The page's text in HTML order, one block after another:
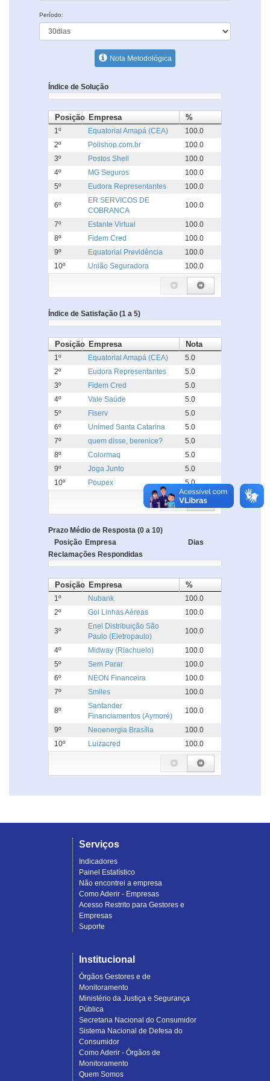
Período:
Nota Metodológica
Índice de Solução
Posição Empresa %
1º Equatorial Amapá (CEA)
100.0
2º
Polishop.com.br
100.0
3º
Postos Shell
100.0
4º
MG Seguros
100.0
5º
Eudora Representantes 100.0
6º
ER SERVICOS DE
COBRANCA
100.0
7º Estante Virtual
100.0
8º
Fidem Cred
100.0
9º
Equatorial Previdência
100.0
10º
União Seguradora 100.0
Índice de Satisfação (1 a 5)
Posição Empresa Nota
1º Equatorial Amapá (CEA)
5.0
2º
Eudora Representantes
5.0
3º
Fidem Cred
5.0
4º
Vale Saúde
5.0
5º
Fiserv
5.0
6º
Unimed Santa Catarina
5.0
7º
quem disse, berenice?
5.0
8º
Colormaq
5.0
9º
Joga Junto
5.0
10º
Poupex 5.0
Prazo Médio de Resposta (0 a 10)
Posição Empresa
Dias
Reclamações Respondidas
Posição Empresa %
1º Nubank
100.0
2º
Gol Linhas Aéreas 100.0
3º
Enel Distribuição São
Paulo (Eletropaulo)
100.0
4º Midway (Riachuelo)
100.0
5º
Sem Parar
100.0
6º
NEON Financeira
100.0
7º
Smiles 100.0
8º
Santander
Financiamentos (Aymoré)
100.0
9º Neoenergia Brasília
100.0
10º
Luizacred 100.0
Serviços
Indicadores
Painel Estatístico
Não encontrei a empresa
Como Aderir - Empresas
Acesso Restrito para Gestores e
Empresas
Suporte
Institucional
Órgãos Gestores e de
Monitoramento
Ministério da Justiça e Segurança
Pública
Secretaria Nacional do Consumidor
Sistema Nacional de Defesa do
Consumidor
Como Aderir - Órgãos de
Monitoramento
Quem Somos